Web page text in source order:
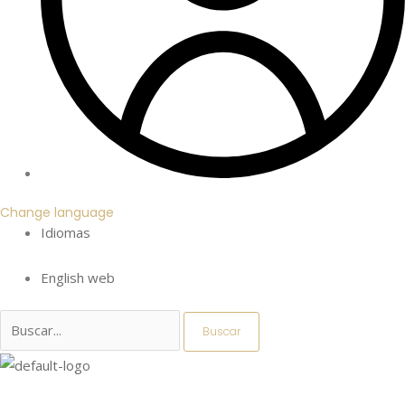
Change language
Idiomas
English web